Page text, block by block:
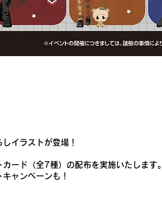
イラストが登場！
ード（全7種）の配布を実施いたします。
ャンペーンも！